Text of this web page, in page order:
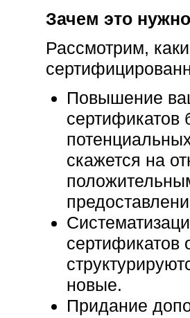
Зачем это
Рассмотрим,
Повышение
сертификатов
скажется на
сертификатов
новые.
Придание